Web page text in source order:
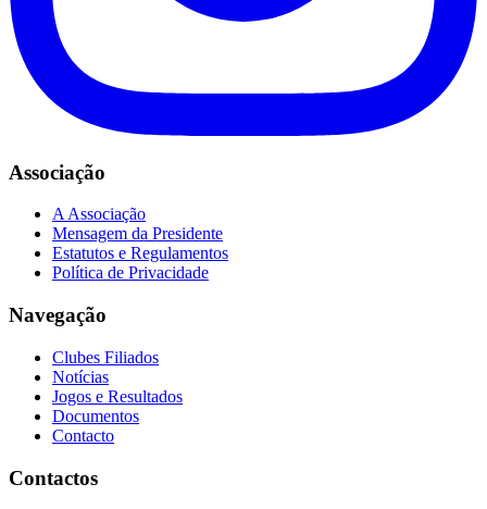
Associação
A Associação
Mensagem da Presidente
Estatutos e Regulamentos
Política de Privacidade
Navegação
Clubes Filiados
Notícias
Jogos e Resultados
Documentos
Contacto
Contactos